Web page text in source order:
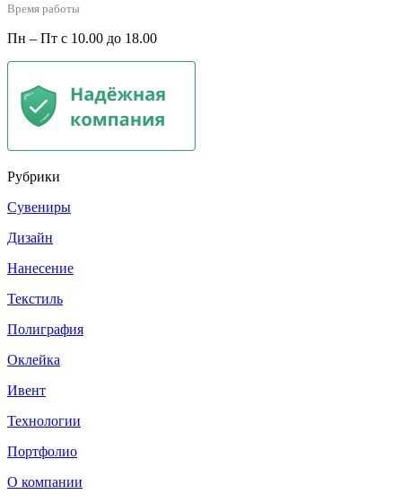
Время работы
Пн – Пт с 10.00 до 18.00
Рубрики
Сувениры
Дизайн
Нанесение
Текстиль
Полиграфия
Оклейка
Ивент
Технологии
Портфолио
О компании